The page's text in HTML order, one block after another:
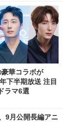
華コラボが
下半期放送 注目
ラマ6選
9月公開長編アニ